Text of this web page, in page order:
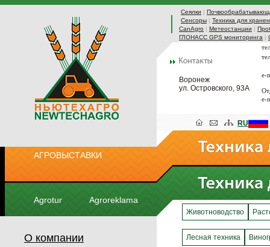
Сеялки |
Сенсоры | Техника для
CanAgro | Метеостанции |
ГЛОНАСС GPS мониторинга |
Воронеж
ул. Островского, 93А
e-
e-
АГРОВЫСТАВКИ
Agrotur Agroreklama
RU
О компании
Животноводство
Лесная техника